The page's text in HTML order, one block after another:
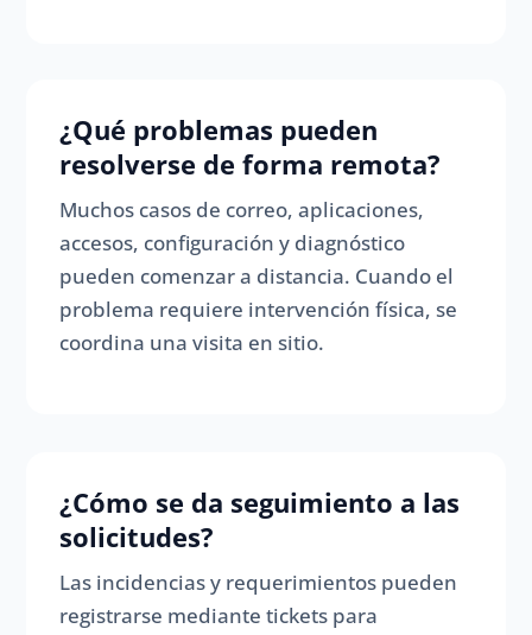
¿Qué problemas pueden
resolverse de forma remota?
Muchos casos de correo, aplicaciones,
accesos, configuración y diagnóstico
pueden comenzar a distancia. Cuando el
problema requiere intervención física, se
coordina una visita en sitio.
¿Cómo se da seguimiento a las
solicitudes?
Las incidencias y requerimientos pueden
registrarse mediante tickets para